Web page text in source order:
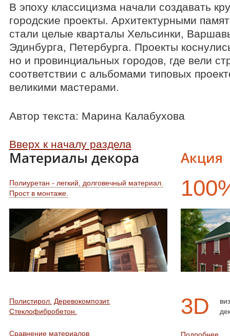
В эпоху классицизма начали создавать
городские проекты. Архитектурными
стали целые кварталы Хельсинки,
Эдинбурга, Петербурга. Проекты
но и провинциальных городов, где вели
соответствии с альбомами типовых
великими мастерами.
Автор текста: Марина Калабухова
Вверх к началу раздела
Акция
3D
Подробнее
Материалы декора
Полиуретан - легкий, долговечный материал.
Прост в монтаже.
Полистирол. Деревокомпозит.
Стеклофибробетон.
Сравнение материалов